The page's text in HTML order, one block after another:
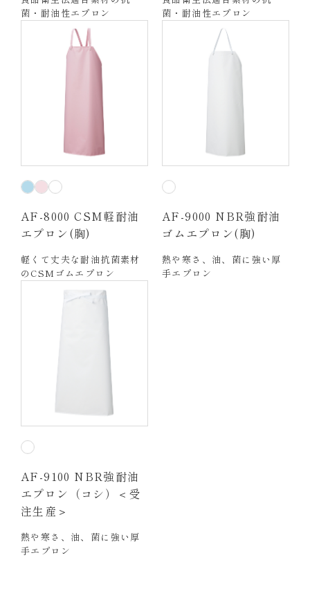
菌・耐油性エプロン
菌・耐油性エプロン
AF-8000 CSM軽耐油
エプロン(胸)
軽くて丈夫な耐油抗菌素材
のCSMゴムエプロン
AF-9000 NBR強耐油
ゴムエプロン(胸)
熱や寒さ、油、菌に強い厚
手エプロン
AF-9100 NBR強耐油
エプロン（コシ）＜受
注生産＞
熱や寒さ、油、菌に強い厚
手エプロン